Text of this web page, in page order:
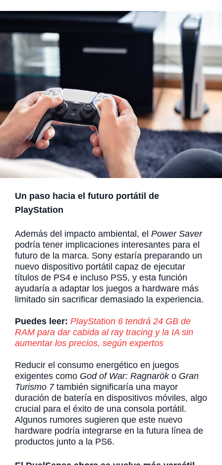
Un paso hacia el futuro portátil de
PlayStation
Además del impacto ambiental, el Power Saver
podría tener implicaciones interesantes para el
futuro de la marca. Sony estaría preparando un
nuevo dispositivo portátil capaz de ejecutar
títulos de PS4 e incluso PS5, y esta función
ayudaría a adaptar los juegos a hardware más
limitado sin sacrificar demasiado la experiencia.
Puedes leer: PlayStation 6 tendrá 24 GB de
RAM para dar cabida al ray tracing y la IA sin
aumentar los precios, según expertos
Reducir el consumo energético en juegos
exigentes como God of War: Ragnaröko Gran
Turismo 7también significaría una mayor
duración de batería en dispositivos móviles, algo
crucial para el éxito de una consola portátil.
Algunos rumores sugieren que este nuevo
hardware podría integrarse en la futura línea de
productos junto a la PS6.